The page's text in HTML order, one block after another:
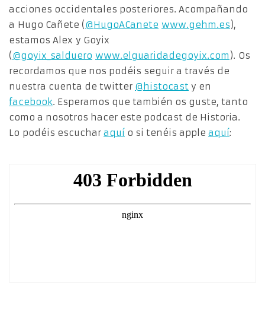
acciones occidentales posteriores. Acompañando
a Hugo Cañete (@HugoACanete www.gehm.es),
estamos Alex y Goyix
(@goyix_salduero www.elguaridadegoyix.com ). Os
recordamos que nos podéis seguir a través de
nuestra cuenta de twitter @histocast y en
facebook. Esperamos que también os guste, tanto
como a nosotros hacer este podcast de Historia.
Lo podéis escuchar aquí o si tenéis apple aquí: